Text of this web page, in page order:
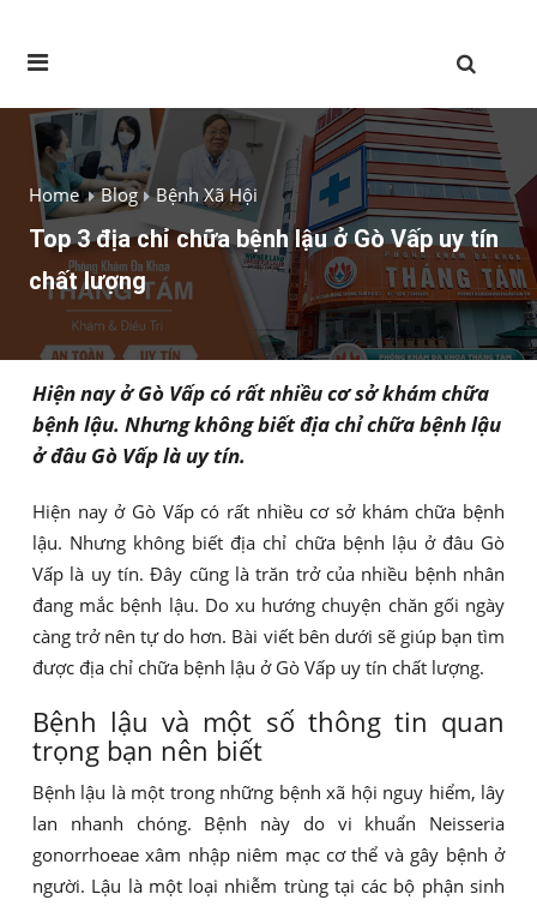
Home Blog Bệnh Xã Hội
Top 3 địa chỉ chữa bệnh lậu ở Gò Vấp uy tín
chất lượng
Hiện nay ở Gò Vấp có rất nhiều cơ sở khám chữa
bệnh lậu. Nhưng không biết địa chỉ chữa bệnh lậu
ở đâu Gò Vấp là uy tín.
Hiện nay ở Gò Vấp có rất nhiều cơ sở khám chữa bệnh
lậu. Nhưng không biết địa chỉ chữa bệnh lậu ở đâu Gò
Vấp là uy tín. Đây cũng là trăn trở của nhiều bệnh nhân
đang mắc bệnh lậu. Do xu hướng chuyện chăn gối ngày
càng trở nên tự do hơn. Bài viết bên dưới sẽ giúp bạn tìm
được địa chỉ chữa bệnh lậu ở Gò Vấp uy tín chất lượng.
Bệnh lậu và một số thông tin quan
trọng bạn nên biết
Bệnh lậu là một trong những bệnh xã hội nguy hiểm, lây
lan nhanh chóng. Bệnh này do vi khuẩn Neisseria
gonorrhoeae xâm nhập niêm mạc cơ thể và gây bệnh ở
người. Lậu là một loại nhiễm trùng tại các bộ phận sinh